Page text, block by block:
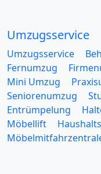
Umzugsservice
Umzugsservice
Fernumzug
Mini Umzug
Seniorenumzug
Entrümpelung
Möbellift